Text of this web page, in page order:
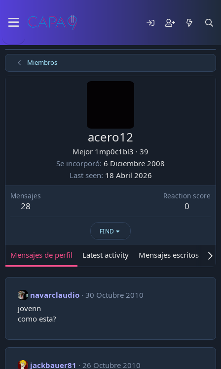
Miembros
acero12
Mejor 1mp0c1bl3 · 39
Se incorporó 6 Diciembre 2008
Last seen 18 Abril 2026
Mensajes
28
Reaction score
0
FIND
Mensajes de perfil Latest activity Mensajes escritos
navarclaudio 30 Octubre 2010
jovenn
como esta?
jackbauer81
26 Octubre 2010